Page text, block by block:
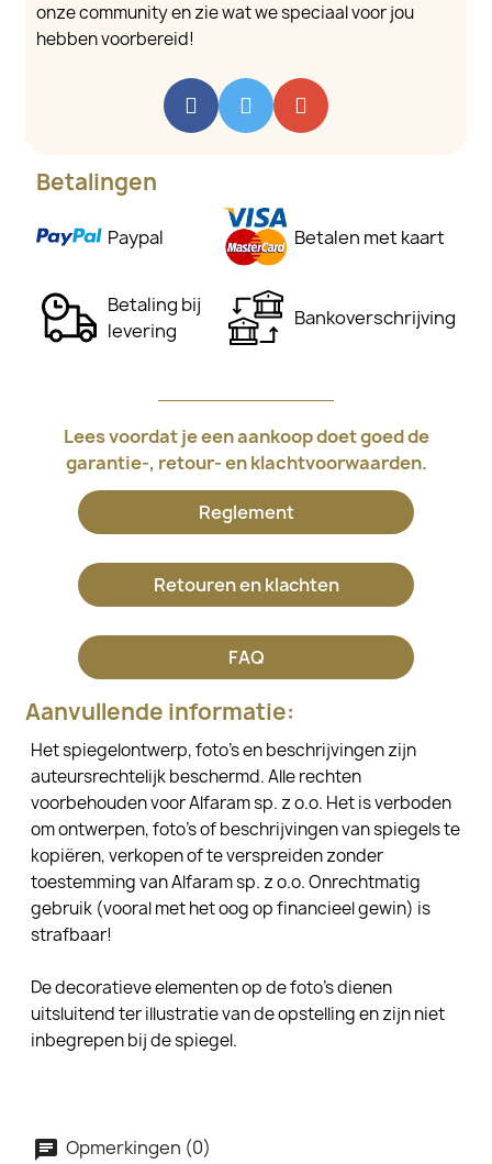
onze community en zie wat we speciaal voor jou
hebben voorbereid!
Betalingen
Paypal Betalen met kaart
Betaling bij
levering
Bankoverschrijving
Lees voordat je een aankoop doet goed de
garantie-, retour- en klachtvoorwaarden.
Reglement
Retouren en klachten
FAQ
Aanvullende informatie:
Het spiegelontwerp, foto's en beschrijvingen zijn
auteursrechtelijk beschermd. Alle rechten
voorbehouden voor Alfaram sp. z o.o. Het is verboden
om ontwerpen, foto's of beschrijvingen van spiegels te
kopiëren, verkopen of te verspreiden zonder
toestemming van Alfaram sp. z o.o. Onrechtmatig
gebruik (vooral met het oog op financieel gewin) is
strafbaar!
De decoratieve elementen op de foto's dienen
uitsluitend ter illustratie van de opstelling en zijn niet
inbegrepen bij de spiegel.
Opmerkingen (0)